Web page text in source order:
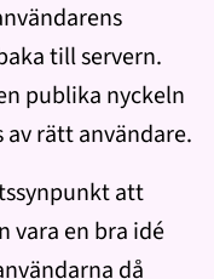
till servern.
publika nyckeln
rätt användare.
att
vara en bra idé
då